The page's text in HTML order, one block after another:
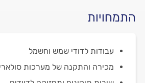
התמחויות
עבודות לדודי שמש וחשמל
מכירה והתקנה של מערכות